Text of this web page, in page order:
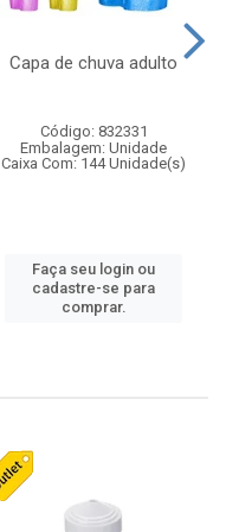
Capa de chuva adulto
Código: 832331
Embalagem: Unidade
Caixa Com: 144 Unidade(s)
Faça seu login ou
cadastre-se para
comprar.